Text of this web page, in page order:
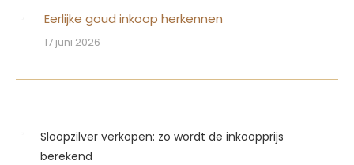
Eerlijke goud inkoop herkennen
17 juni 2026
Sloopzilver verkopen: zo wordt de inkoopprijs
berekend